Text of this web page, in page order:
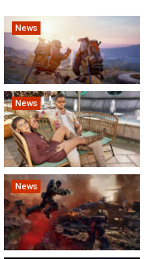
News
News
News